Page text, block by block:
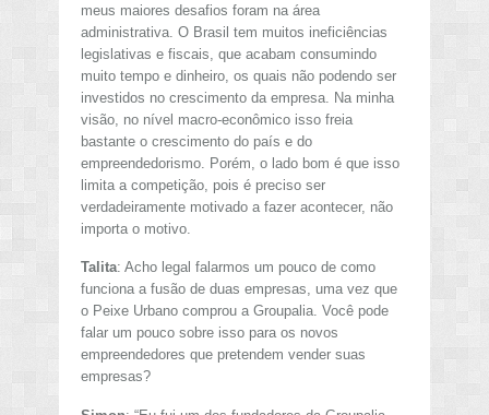
meus maiores desafios foram na área
administrativa. O Brasil tem muitos ineficiências
legislativas e fiscais, que acabam consumindo
muito tempo e dinheiro, os quais não podendo ser
investidos no crescimento da empresa. Na minha
visão, no nível macro-econômico isso freia
bastante o crescimento do país e do
empreendedorismo. Porém, o lado bom é que isso
limita a competição, pois é preciso ser
verdadeiramente motivado a fazer acontecer, não
importa o motivo.
Talita: Acho legal falarmos um pouco de como
funciona a fusão de duas empresas, uma vez que
o Peixe Urbano comprou a Groupalia. Você pode
falar um pouco sobre isso para os novos
empreendedores que pretendem vender suas
empresas?